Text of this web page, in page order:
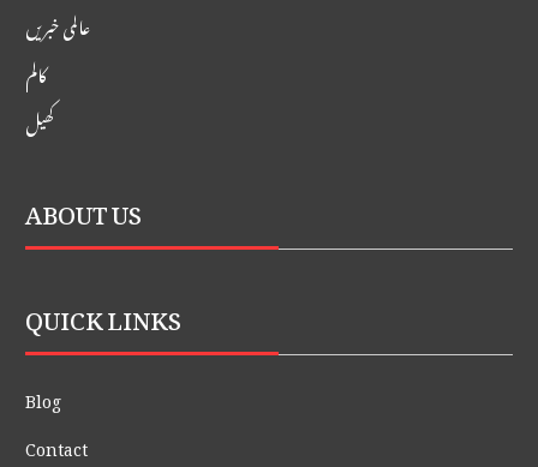
عالمی خبریں
کالم
کھیل
ABOUT US
QUICK LINKS
Blog
Contact